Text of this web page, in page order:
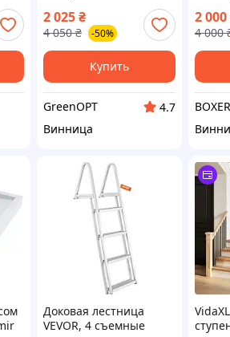
Лестница переносная
Лестница для садовых
работ Легкая лестница
2 025₴
4 050 ₴ -50%
Купить
GreenOPT
4.7
Винница
2 000
4 000
BOXER
Доковая лестница
VEVOR, 4 съемные